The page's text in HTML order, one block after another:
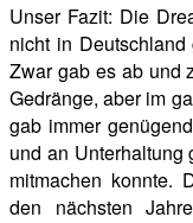
Unser Fazit: Die
nicht in
Zwar gab es ab und
Gedränge, aber im
gab immer
und an Unterhaltung
mitmachen konnte.
den nächsten